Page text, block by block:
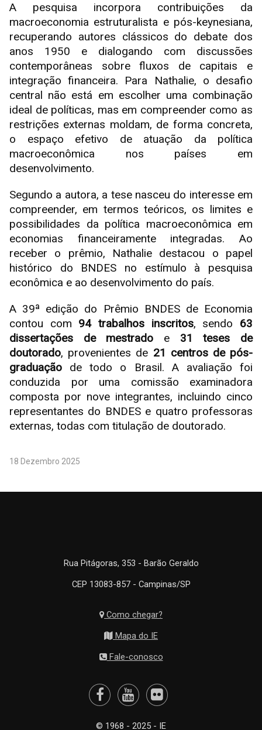
A pesquisa incorpora contribuições da
macroeconomia estruturalista e pós-keynesiana,
recuperando autores clássicos do debate dos
anos 1950 e dialogando com discussões
contemporâneas sobre fluxos de capitais e
integração financeira. Para Nathalie, o desafio
central não está em escolher uma combinação
ideal de políticas, mas em compreender como as
restrições externas moldam, de forma concreta,
o espaço efetivo de atuação da política
macroeconômica nos países em
desenvolvimento.
Segundo a autora, a tese nasceu do interesse em
compreender, em termos teóricos, os limites e
possibilidades da política macroeconômica em
economias financeiramente integradas. Ao
receber o prêmio, Nathalie destacou o papel
histórico do BNDES no estímulo à pesquisa
econômica e ao desenvolvimento do país.
A 39ª edição do Prêmio BNDES de Economia
contou com 94 trabalhos inscritos, sendo 63
dissertações de mestrado e 31 teses de
doutorado, provenientes de 21 centros de pós-
graduação de todo o Brasil. A avaliação foi
conduzida por uma comissão examinadora
composta por nove integrantes, incluindo cinco
representantes do BNDES e quatro professoras
externas, todas com titulação de doutorado.
18 Dezembro 2025
Rua Pitágoras, 353 - Barão Geraldo
CEP 13083-857 - Campinas/SP
Como chegar?
Mapa do IE
Fale-conosco
© 1968 - 2025 - IE